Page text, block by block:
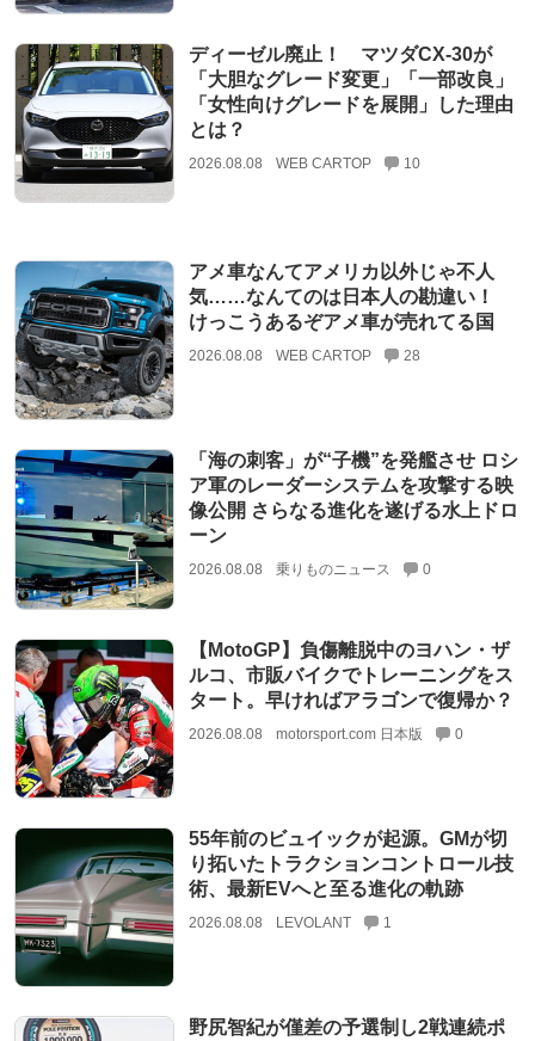
ディーゼル廃止！ マツダCX-30が
「大胆なグレード変更」「一部改良」
「女性向けグレードを展開」した理由
とは？
2026.08.08 WEB CARTOP 10
アメ車なんてアメリカ以外じゃ不人
気……なんてのは日本人の勘違い！
けっこうあるぞアメ車が売れてる国
2026.08.08 WEB CARTOP 28
「海の刺客」が“子機”を発艦させ ロシ
ア軍のレーダーシステムを攻撃する映
像公開 さらなる進化を遂げる水上ドロ
ーン
2026.08.08 乗りものニュース 0
【MotoGP】負傷離脱中のヨハン・ザ
ルコ、市販バイクでトレーニングをス
タート。早ければアラゴンで復帰か？
2026.08.08 motorsport.com 日本版 0
55年前のビュイックが起源。GMが切
り拓いたトラクションコントロール技
術、最新EVへと至る進化の軌跡
2026.08.08 LEVOLANT 1
野尻智紀が僅差の予選制し2戦連続ポ